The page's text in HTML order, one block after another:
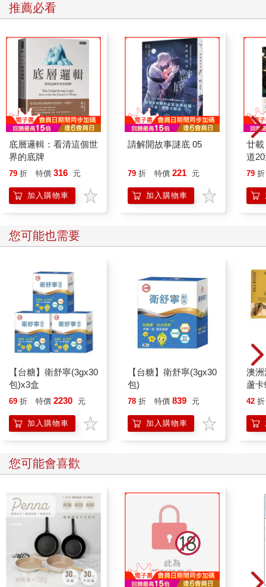
推薦必看
底層邏輯：看清這個世
界的底牌
79 折 特價 316 元
加入購物車
請解開故事謎底 05
79 折 特價 221 元
加入購物車
廿
道
79 折
您可能也需要
【台糖】衛舒寧(3gx30
包)x3盒
69 折 特價 2230 元
加入購物車
【台糖】衛舒寧(3gx30
包)
78 折 特價 839 元
加入購物車
澳洲
蘆
入
42 折
您可能會喜歡